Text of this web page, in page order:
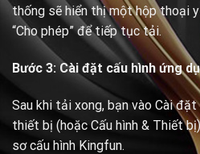
thống sẽ hiển thị một hộp thoại
“Cho phép” để tiếp tục tải.
Bước 3: Cài đặt cấu hình ứng
Sau khi tải xong, bạn vào Cài
thiết bị (hoặc Cấu hình & Thiết
sơ cấu hình Kingfun.